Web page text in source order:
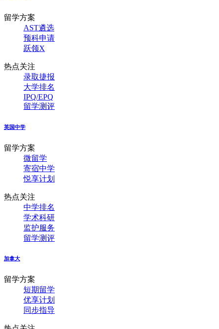
留学方案
AST遴选
预科申请
跃领X
热点关注
录取捷报
大学排名
IPQ/EPQ
留学测评
英国中学
留学方案
微留学
寄宿中学
悦享计划
热点关注
中学排名
学术科研
监护服务
留学测评
加拿大
留学方案
短期留学
优享计划
同步指导